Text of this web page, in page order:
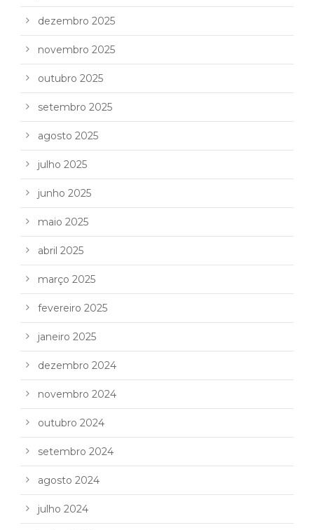
dezembro 2025
novembro 2025
outubro 2025
setembro 2025
agosto 2025
julho 2025
junho 2025
maio 2025
abril 2025
março 2025
fevereiro 2025
janeiro 2025
dezembro 2024
novembro 2024
outubro 2024
setembro 2024
agosto 2024
julho 2024